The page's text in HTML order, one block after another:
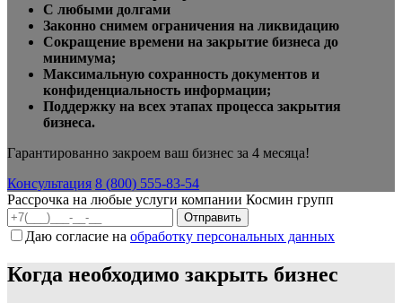
С любыми долгами
Законно снимем ограничения на ликвидацию
Сокращение времени на закрытие бизнеса до
минимума;
Максимальную сохранность документов и
конфиденциальность информации;
Поддержку на всех этапах процесса закрытия
бизнеса.
Гарантированно закроем ваш бизнес за 4 месяца!
Консультация 8 (800) 555-83-54
Рассрочка на любые услуги компании Космин групп
Даю согласие на обработку персональных данных
Когда необходимо закрыть бизнес